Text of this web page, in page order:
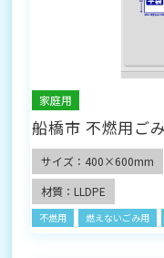
家庭用
船橋市 不燃用ご
サイズ：400×600mm
材質：LLDPE
不燃用 燃えないごみ用